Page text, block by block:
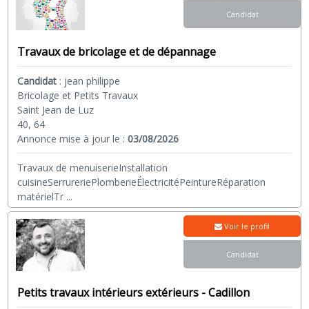
Travaux de bricolage et de dépannage
Candidat : jean philippe
Bricolage et Petits Travaux
Saint Jean de Luz
40, 64
Annonce mise à jour le :03/08/2026
Travaux de menuiserieInstallation
cuisineSerrureriePlomberieÉlectricitéPeintureRéparation
matérielTr ...
Candidat
Petits travaux intérieurs extérieurs - Cadillon
Voir le profil
Candidat